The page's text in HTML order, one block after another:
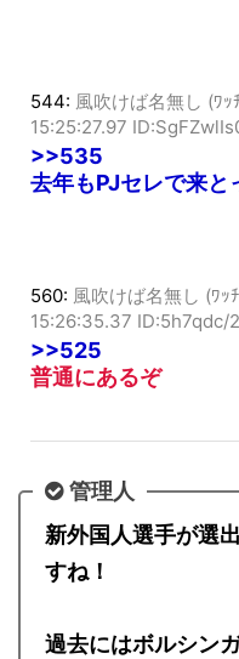
544: 風吹けば名無し (ﾜ
15:25:27.97
>>535
去年もPJセレで来と
560: 風吹けば名無し (ﾜ
15:26:35.37 ID:5h7qdc/
>>525
普通にあるぞ
管理人
新外国人選手が選
すね！
過去にはボルシン